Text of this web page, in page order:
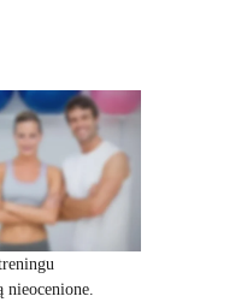
nieocenione.